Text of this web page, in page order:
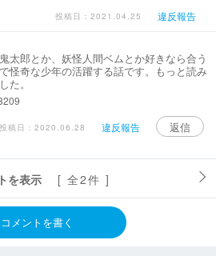
投稿日：2021.04.25 違反報告
太郎とか、妖怪人間ベムとか好きなら合う
怪奇な少年の活躍する話です。もっと読み
た。
投稿日：2020.06.28 違反報告 返信
を表示 [ 全2件 ]
コメントを書く